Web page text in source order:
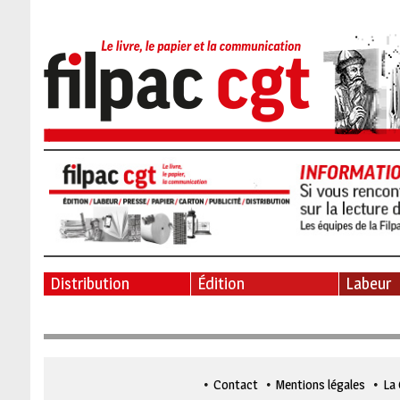
Distribution Édition Labeur
Contact Mentions légales La